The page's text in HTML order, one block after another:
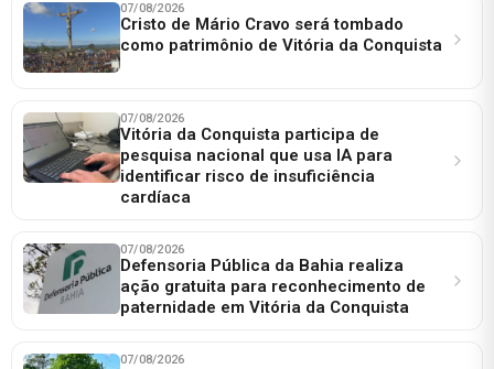
07/08/2026
Cristo de Mário Cravo será tombado
como patrimônio de Vitória da Conquista
07/08/2026
Vitória da Conquista participa de
pesquisa nacional que usa IA para
identificar risco de insuficiência
cardíaca
07/08/2026
Defensoria Pública da Bahia realiza
ação gratuita para reconhecimento de
paternidade em Vitória da Conquista
07/08/2026